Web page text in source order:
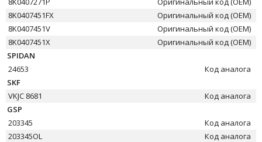
8K0407451FX
Оригинальный код (OEM)
8K0407451V
Оригинальный код (OEM)
8K0407451X
Оригинальный код (OEM)
SPIDAN
24653
Код аналога
SKF
VKJC 8681
Код аналога
GSP
203345
Код аналога
203345OL
Код аналога